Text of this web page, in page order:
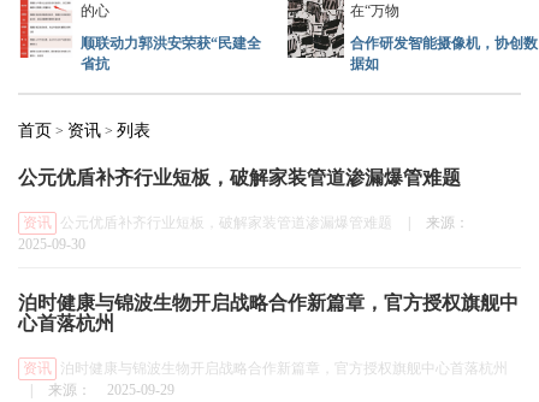
的心
顺联动力郭洪安荣获“民建全
省抗
在“万物
合作研发智能摄像机，协创数
据如
首页 > 资讯 > 列表
公元优盾补齐行业短板，破解家装管道渗漏爆管难题
资讯 公元优盾补齐行业短板，破解家装管道渗漏爆管难题
来源：
2025-09-30
泊时健康与锦波生物开启战略合作新篇章，官方授权旗舰中
心首落杭州
资讯 泊时健康与锦波生物开启战略合作新篇章，官方授权旗舰中心首落杭州
来源： 2025-09-29